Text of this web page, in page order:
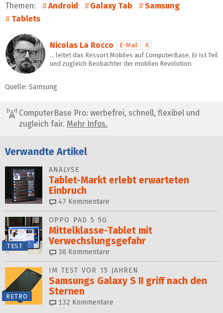
Themen: Android Galaxy Tab
Samsung
Tablets
Nicolas La Rocco E-Mail
X
… leitet das Ressort Mobiles auf ComputerBase. Er ist Teil
und zugleich Beobachter der mobilen Revolution.
Quelle: Samsung
ComputerBase Pro: werbefrei, schnell, flexibel und
zugleich fair. Mehr Infos.
Verwandte Artikel
ANALYSE
Tablet-Markt erlebt erwarteten
Einbruch
47 Kommentare
TEST
OPPO PAD 5 5G
Mittelklasse-Tablet mit
Verwechslungsgefahr
38 Kommentare
RETRO
IM TEST VOR 15 JAHREN
Samsungs Galaxy S II griff nach den
Sternen
132 Kommentare